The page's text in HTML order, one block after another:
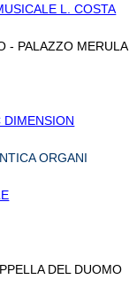
L. COSTA
- PALAZZO MERULA
ORGANI
DEL DUOMO